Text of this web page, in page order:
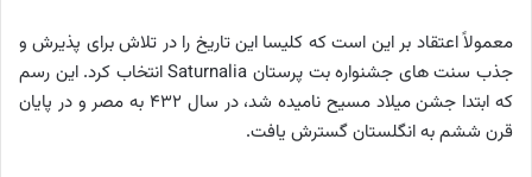
معمولاً اعتقاد بر این است که کلیسا این تاریخ را در تلاش برای پذیرش و
جذب سنت های جشنواره بت پرستان Saturnalia انتخاب کرد. این رسم
که ابتدا جشن میلاد مسیح نامیده شد، در سال ۴۳۲ به مصر و در پایان
قرن ششم به انگلستان گسترش یافت.